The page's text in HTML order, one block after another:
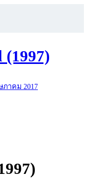
ภาคม 2017